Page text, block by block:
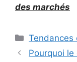
des marchés
Catégories
Tendances
Pourquoi le